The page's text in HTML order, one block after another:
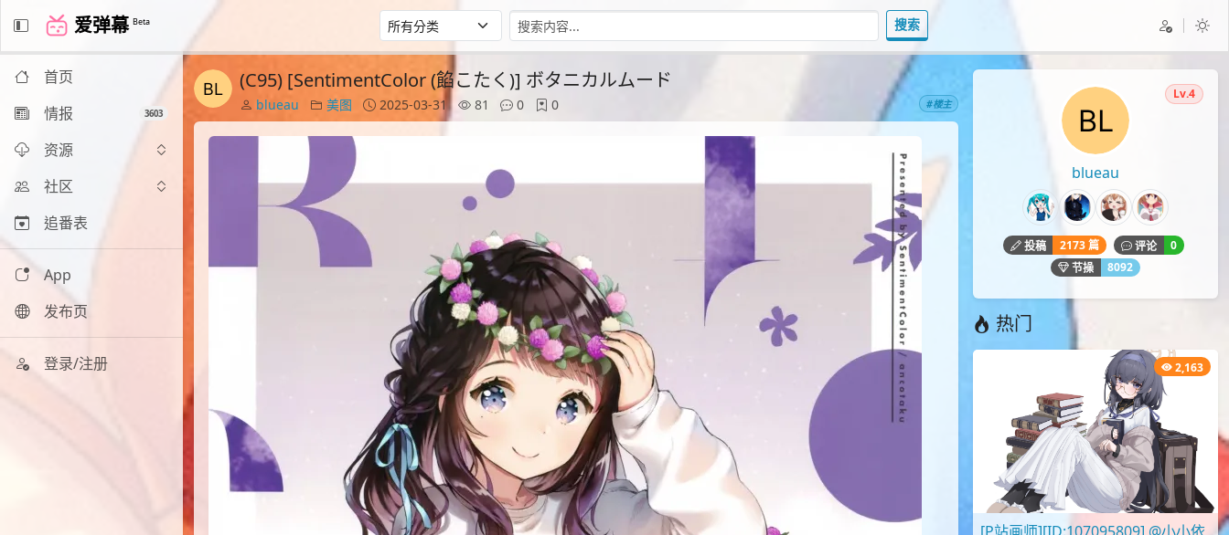
爱弹幕 Beta 搜索
首页
情报
3603
资源
社区
追番表
App
发布页
登录/注册
(C95) [SentimentColor (餡こたく)] ボタニカルムード
blueau 美图 2025-03-31 81 0 0 #楼主
blueau
Lv.4
投稿 2173 篇 评论
0
节操
8092
热门
2,163